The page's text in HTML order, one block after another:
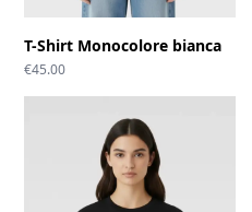
T-Shirt Monocolore bianca
€45.00